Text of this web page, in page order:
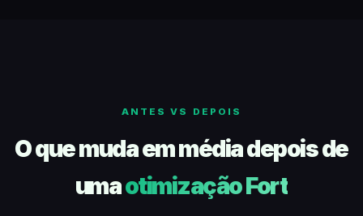
ANTES VS DEPOIS
O que muda em média depois de
umaotimização Fort